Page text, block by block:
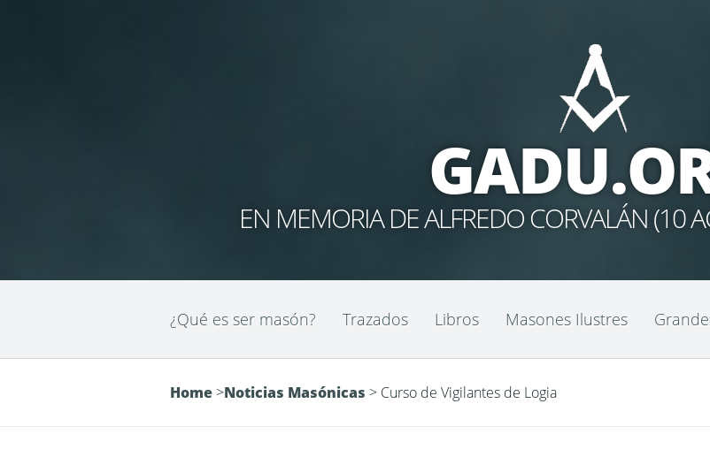
EN MEMORIA DE ALFREDO CORVALÁN (10
¿Qué es ser masón? Trazados Libros Masones Ilustres
Home >Noticias Masónicas > Curso de Vigilantes de Logia